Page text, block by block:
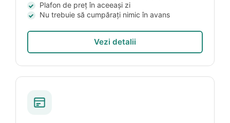
Plafon de preț în aceeași zi
Nu trebuie să cumpărați nimic în avans
Vezi detalii